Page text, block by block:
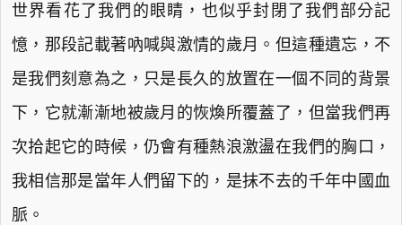
世界看花了我們的眼睛，也似乎封閉了我們部分記
憶，那段記載著吶喊與激情的歲月。但這種遺忘，不
是我們刻意為之，只是長久的放置在一個不同的背景
下，它就漸漸地被歲月的恢煥所覆蓋了，但當我們再
次拾起它的時候，仍會有種熱浪激盪在我們的胸口，
我相信那是當年人們留下的，是抹不去的千年中國血
脈。